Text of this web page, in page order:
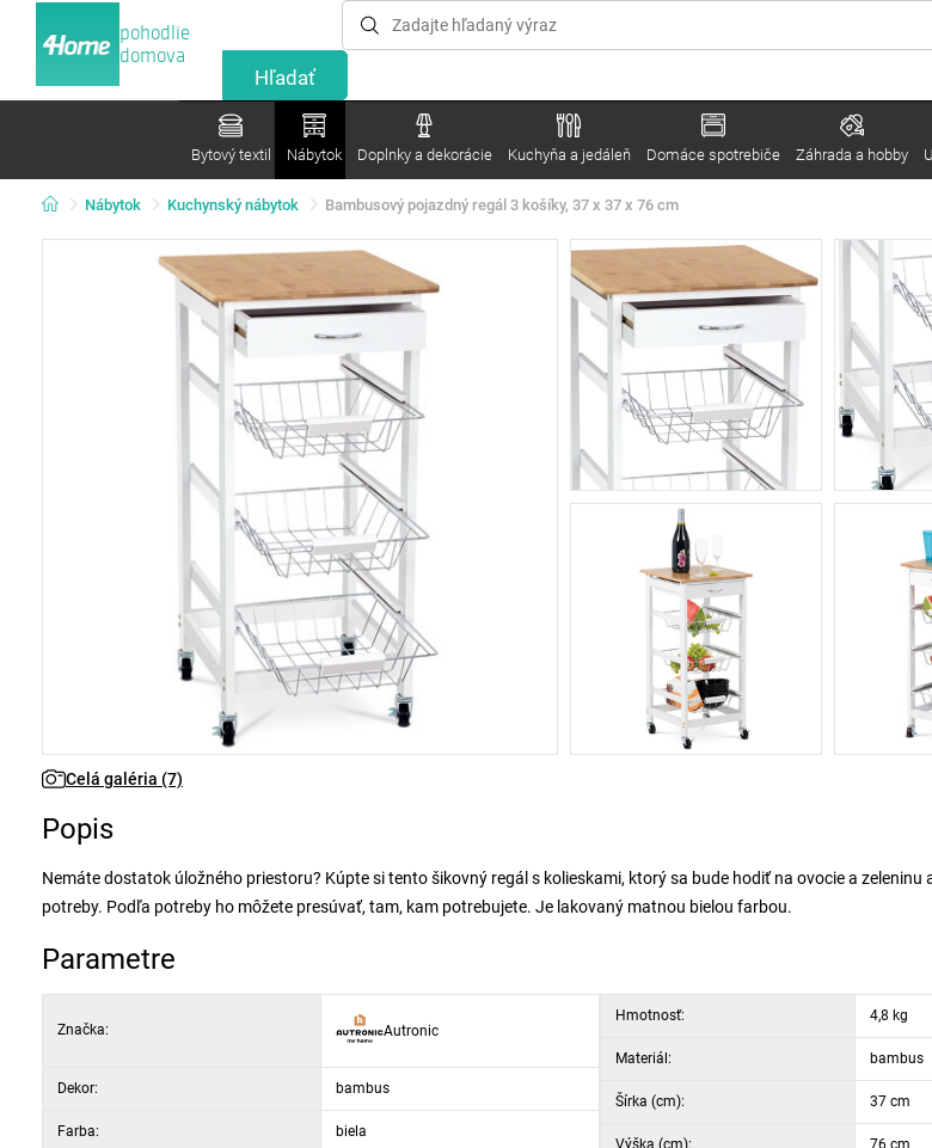
pohodlie
domova
Bytový textil Nábytok Doplnky a dekorácie Kuchyňa a jedáleň Domáce spotrebiče Záhrada a hobby
Nábytok Kuchynský nábytok Bambusový pojazdný regál 3 košíky, 37 x 37 x 76 cm
Celá galéria (7)
Popis
Nemáte dostatok úložného priestoru? Kúpte si tento šikovný regál s kolieskami, ktorý sa bude hodiť na ovocie a zeleninu
potreby. Podľa potreby ho môžete presúvať, tam, kam potrebujete. Je lakovaný matnou bielou farbou.
Parametre
Značka: Autronic
Dekor: bambus
Farba: biela
Hmotnosť: 4,8 kg
Materiál: bambus
Šírka (cm): 37 cm
Výška (cm): 76 cm